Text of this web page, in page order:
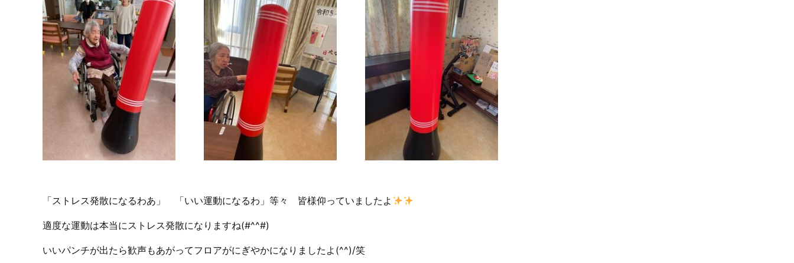
「ストレス発散になるわあ」 「いい運動になるわ」等々 皆様仰っていましたよ
適度な運動は本当にストレス発散になりますね(#^^#)
いいパンチが出たら歓声もあがってフロアがにぎやかになりましたよ(^^)/笑